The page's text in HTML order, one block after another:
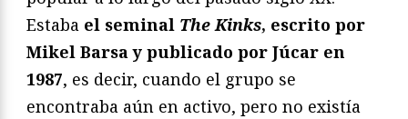
Estaba el seminal The Kinks, escrito por
Mikel Barsa y publicado por Júcar en
1987, es decir, cuando el grupo se
encontraba aún en activo, pero no existía